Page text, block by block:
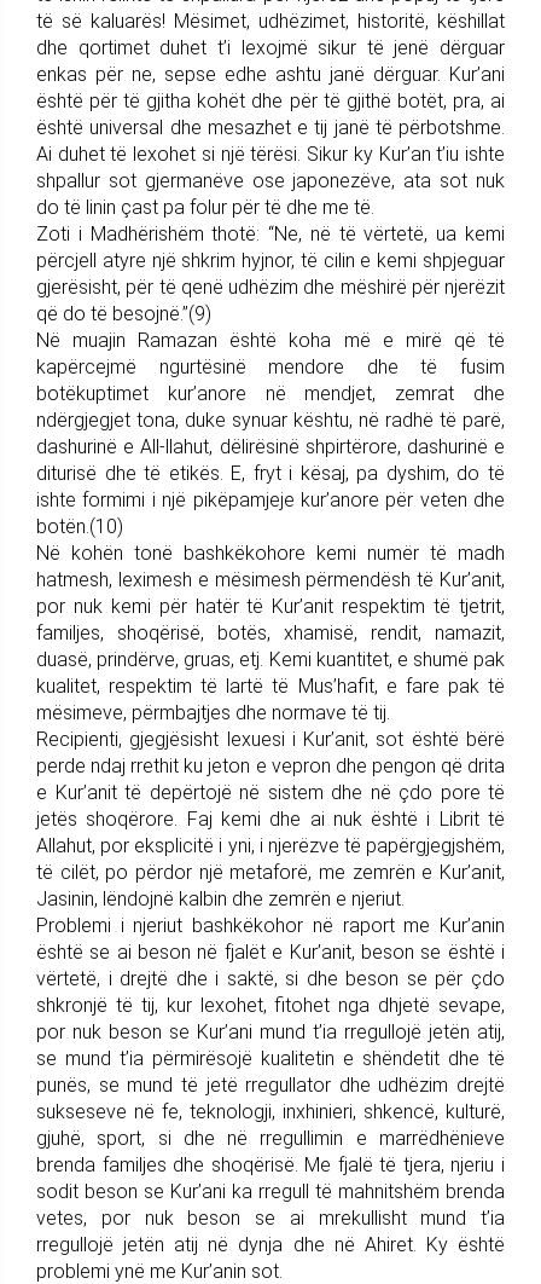
të së kaluarës! Mësimet, udhëzimet, historitë, këshillat
dhe qortimet duhet t’i lexojmë sikur të jenë dërguar
enkas për ne, sepse edhe ashtu janë dërguar. Kur’ani
është për të gjitha kohët dhe për të gjithë botët, pra, ai
është universal dhe mesazhet e tij janë të përbotshme.
Ai duhet të lexohet si një tërësi. Sikur ky Kur’an t’iu ishte
shpallur sot gjermanëve ose japonezëve, ata sot nuk
do të linin çast pa folur për të dhe me të.
Zoti i Madhërishëm thotë: “Ne, në të vërtetë, ua kemi
përcjell atyre një shkrim hyjnor, të cilin e kemi shpjeguar
gjerësisht, për të qenë udhëzim dhe mëshirë për njerëzit
që do të besojnë.”(9)
Në muajin Ramazan është koha më e mirë që të
kapërcejmë ngurtësinë mendore dhe të fusim
botëkuptimet kur’anore në mendjet, zemrat dhe
ndërgjegjet tona, duke synuar kështu, në radhë të parë,
dashurinë e All-llahut, dëlirësinë shpirtërore, dashurinë e
diturisë dhe të etikës. E, fryt i kësaj, pa dyshim, do të
ishte formimi i një pikëpamjeje kur’anore për veten dhe
botën.(10)
Në kohën tonë bashkëkohore kemi numër të madh
hatmesh, leximesh e mësimesh përmendësh të Kur’anit,
por nuk kemi për hatër të Kur’anit respektim të tjetrit,
familjes, shoqërisë, botës, xhamisë, rendit, namazit,
duasë, prindërve, gruas, etj. Kemi kuantitet, e shumë pak
kualitet, respektim të lartë të Mus’hafit, e fare pak të
mësimeve, përmbajtjes dhe normave të tij.
Recipienti, gjegjësisht lexuesi i Kur’anit, sot është bërë
perde ndaj rrethit ku jeton e vepron dhe pengon që drita
e Kur’anit të depërtojë në sistem dhe në çdo pore të
jetës shoqërore. Faj kemi dhe ai nuk është i Librit të
Allahut, por eksplicitë i yni, i njerëzve të papërgjegjshëm,
të cilët, po përdor një metaforë, me zemrën e Kur’anit,
Jasinin, lëndojnë kalbin dhe zemrën e njeriut.
Problemi i njeriut bashkëkohor në raport me Kur’anin
është se ai beson në fjalët e Kur’anit, beson se është i
vërtetë, i drejtë dhe i saktë, si dhe beson se për çdo
shkronjë të tij, kur lexohet, fitohet nga dhjetë sevape,
por nuk beson se Kur’ani mund t’ia rregullojë jetën atij,
se mund t’ia përmirësojë kualitetin e shëndetit dhe të
punës, se mund të jetë rregullator dhe udhëzim drejtë
sukseseve në fe, teknologji, inxhinieri, shkencë, kulturë,
gjuhë, sport, si dhe në rregullimin e marrëdhënieve
brenda familjes dhe shoqërisë. Me fjalë të tjera, njeriu i
sodit beson se Kur’ani ka rregull të mahnitshëm brenda
vetes, por nuk beson se ai mrekullisht mund t’ia
rregullojë jetën atij në dynja dhe në Ahiret. Ky është
problemi ynë me Kur’anin sot.